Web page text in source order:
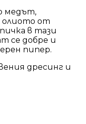
медът,
олиото от
в тази
се добре и
пипер.
дресинг и